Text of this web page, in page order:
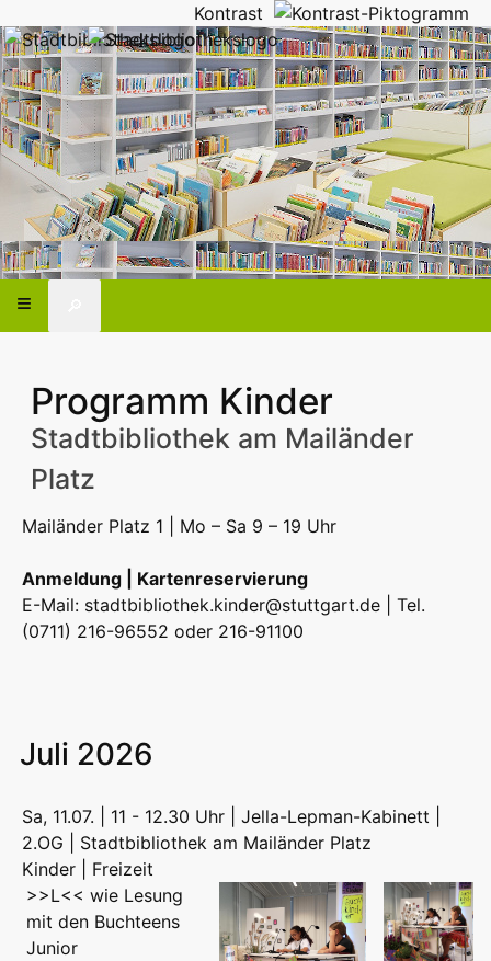
Kontrast
Programm Kinder
Stadtbibliothek am Mailänder
Platz
Mailänder Platz 1 | Mo – Sa 9 – 19 Uhr
Anmeldung | Kartenreservierung
E-Mail: stadtbibliothek.kinder@stuttgart.de | Tel.
(0711) 216-96552 oder 216-91100
Juli 2026
Sa, 11.07. | 11 - 12.30 Uhr | Jella-Lepman-Kabinett |
2.OG | Stadtbibliothek am Mailänder Platz
Kinder | Freizeit
>>L<< wie Lesung
mit den Buchteens
Junior